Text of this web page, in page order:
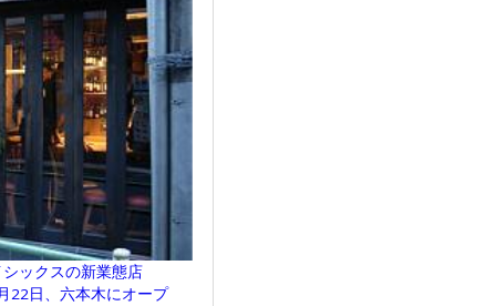
ックスの新業態店
22日、六本木にオープ